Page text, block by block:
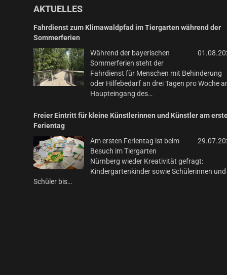
AKTUELLES
Fahrdienst zum Klimawaldpfad im Tiergarten während der
Sommerferien
Während der bayerischen
Sommerferien steht der
Fahrdienst für Menschen mit Behinderung
oder Hilfebedarf an drei Tagen pro Woche
Haupteingang des…
Freier Eintritt für kleine Künstlerinnen und Künstler am
Ferientag
Am ersten Ferientag ist beim
Besuch im Tiergarten
Nürnberg wieder Kreativität gefragt:
Kindergartenkinder sowie Schülerinnen und
Schüler bis…